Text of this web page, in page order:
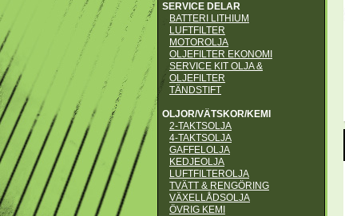
SERVICE DELAR
BATTERI LITHIUM
LUFTFILTER
MOTOROLJA
OLJEFILTER EKONOMI
SERVICE KIT OLJA &
OLJEFILTER
TÄNDSTIFT
OLJOR/VÄTSKOR/KEMI
2-TAKTSOLJA
4-TAKTSOLJA
GAFFELOLJA
KEDJEOLJA
LUFTFILTEROLJA
TVÄTT & RENGÖRING
VÄXELLÅDSOLJA
ÖVRIG KEMI